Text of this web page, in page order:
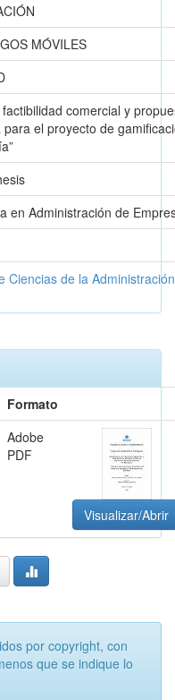
MÓVILES
comercial y
para el proyecto de
en Administración de
Ciencias de la Administración
Formato
Adobe
PDF
Visualizar/Abrir
por copyright, con
que se indique lo